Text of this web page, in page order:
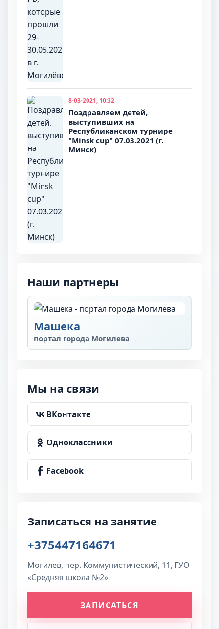
8-03-2021, 10:32
Поздравляем детей,
выступивших на
Республиканском турнире
"Minsk cup" 07.03.2021 (г.
Минск)
Наши партнеры
Машека
портал города Могилева
Мы на связи
ВКонтакте
Одноклассники
Facebook
Записаться на занятие
+375447164671
Могилев, пер. Коммунистический, 11, ГУО
«Средняя школа №2».
ЗАПИСАТЬСЯ